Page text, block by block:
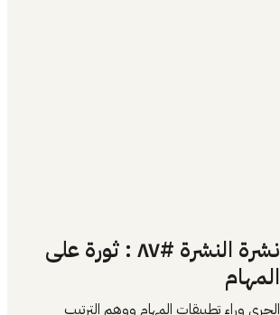
نشرة النشرة #٨٧ : ثورة على
المهام
الجري وراء تطبيقات المهام ووهم الترتيب